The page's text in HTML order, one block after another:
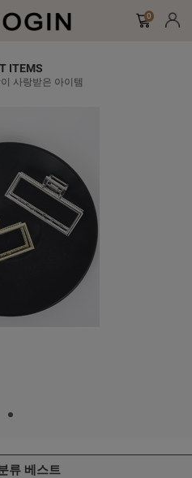
0
ITEMS
사랑받은 아이템
류 베스트